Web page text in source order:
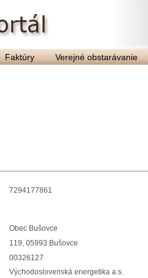
Faktúry Verejné obstarávanie
7294177861
Obec Bušovce
119, 05993 Bušovce
00326127
Východoslovenská energetika a.s.